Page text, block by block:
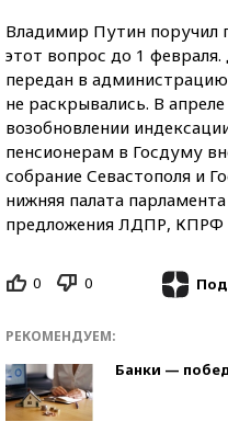
Владимир Путин поручил
этот вопрос до 1
передан в
не раскрывались. В
возобновлении
пенсионерам в Госдуму
собрание Севастополя и
нижняя палата
предложения ЛДПР, КПРФ
0 0
РЕКОМЕНДУЕМ:
Банки —